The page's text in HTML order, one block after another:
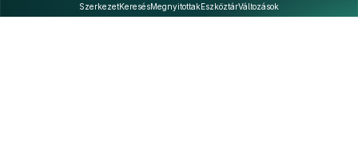
SzerkezetKeresésMegnyitottakEszköztárVáltozások